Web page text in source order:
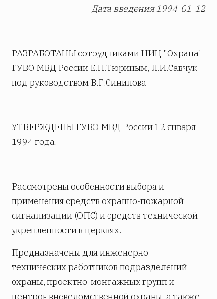
Дата введения 1994-01-12
РАЗРАБОТАНЫ сотрудниками НИЦ "Охрана"
ГУВО МВД России Е.П.Тюриным, Л.И.Савчук
под руководством В.Г.Синилова
УТВЕРЖДЕНЫ ГУВО МВД России 12 января
1994 года.
Рассмотрены особенности выбора и
применения средств охранно-пожарной
сигнализации (ОПС) и средств технической
укрепленности в церквях.
Предназначены для инженерно-
технических работников подразделений
охраны, проектно-монтажных групп и
центров вневедомственной охраны, а также